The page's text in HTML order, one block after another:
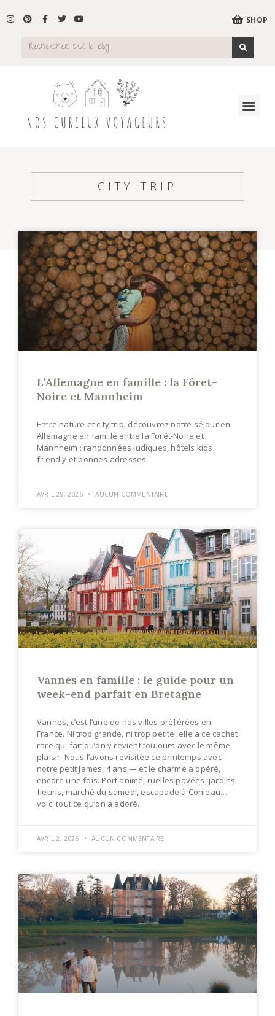
SHOP
CITY-TRIP
L’Allemagne en famille : la Fôret-
Noire et Mannheim
Entre nature et city trip, découvrez notre séjour en
Allemagne en famille entre la Forêt-Noire et
Mannheim : randonnées ludiques, hôtels kids
friendly et bonnes adresses.
AVRIL 29, 2026 AUCUN COMMENTAIRE
Vannes en famille : le guide pour un
week-end parfait en Bretagne
Vannes, c’est l’une de nos villes préférées en
France. Ni trop grande, ni trop petite, elle a ce cachet
rare qui fait qu’on y revient toujours avec le même
plaisir. Nous l’avons revisitée ce printemps avec
notre petit James, 4 ans — et le charme a opéré,
encore une fois. Port animé, ruelles pavées, jardins
fleuris, marché du samedi, escapade à Conleau…
voici tout ce qu’on a adoré.
AVRIL 2, 2026 AUCUN COMMENTAIRE